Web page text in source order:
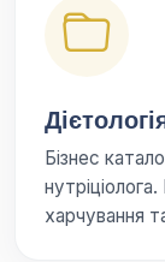
Бізнес
харчування